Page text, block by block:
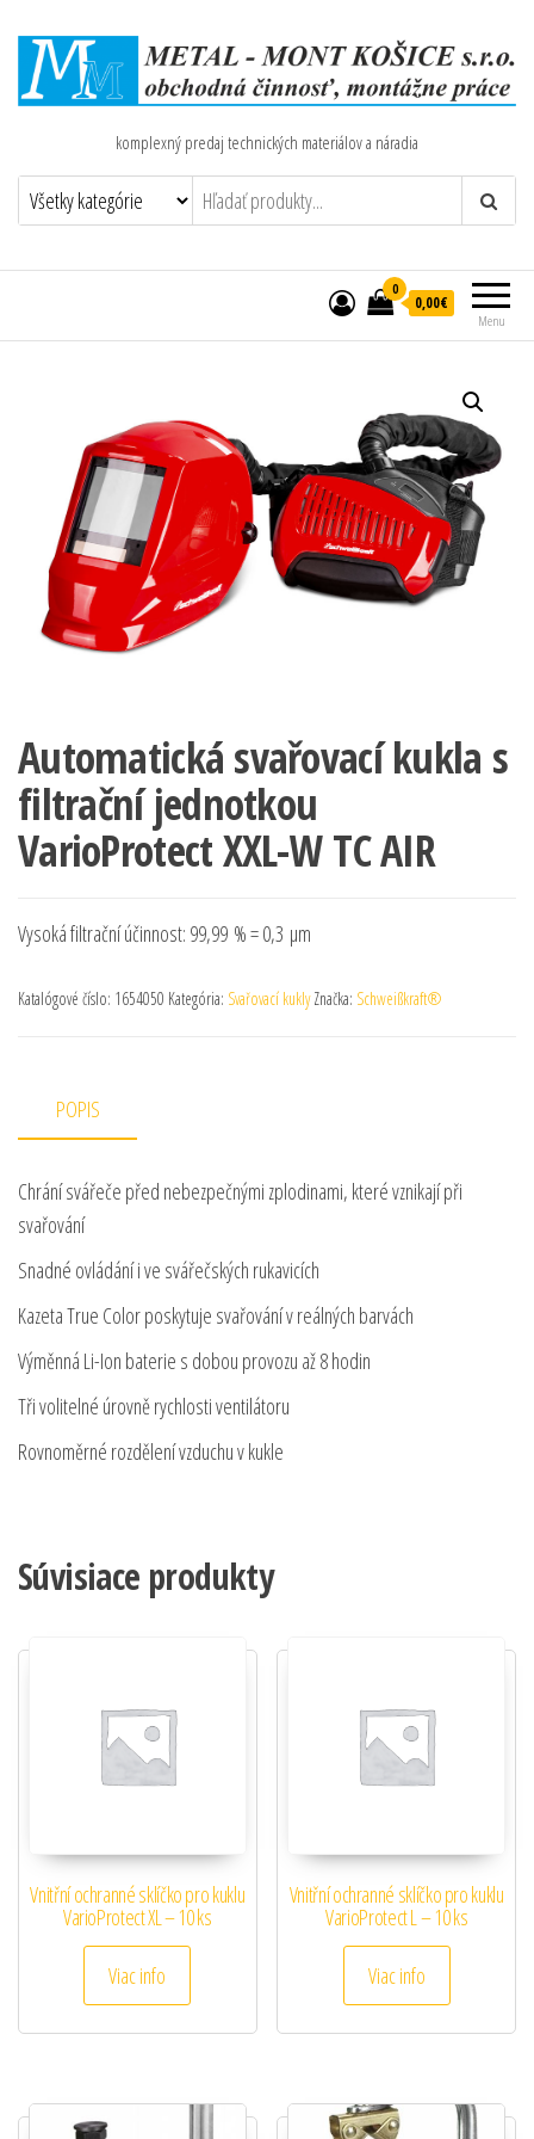
komplexný predaj technických materiálov a náradia
Menu
0
0,00€
Automatická svařovací kukla s
filtrační jednotkou
VarioProtect XXL-W TC AIR
Vysoká filtrační účinnost: 99,99 % = 0,3 μm
Katalógové číslo: 1654050 Kategória: Svařovací kukly Značka: Schweißkraft®
POPIS
Chrání svářeče před nebezpečnými zplodinami, které vznikají při
svařování
Snadné ovládání i ve svářečských rukavicích
Kazeta True Color poskytuje svařování v reálných barvách
Výměnná Li-Ion baterie s dobou provozu až 8 hodin
Tři volitelné úrovně rychlosti ventilátoru
Rovnoměrné rozdělení vzduchu v kukle
Súvisiace produkty
Vnitřní ochranné sklíčko pro kuklu
VarioProtect XL – 10 ks
Viac info
Vnitřní ochranné sklíčko pro kuklu
VarioProtect L – 10 ks
Viac info